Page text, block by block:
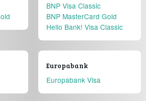
BNP Visa Classic
BNP MasterCard Gold
Hello Bank! Visa Classic
Europabank
Europabank Visa